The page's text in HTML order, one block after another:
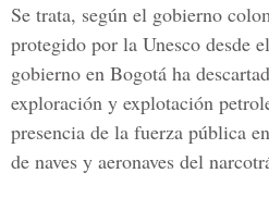
Se trata, según el gobierno
protegido por la Unesco desde
gobierno en Bogotá ha
exploración y explotación
presencia de la fuerza pública
de naves y aeronaves del